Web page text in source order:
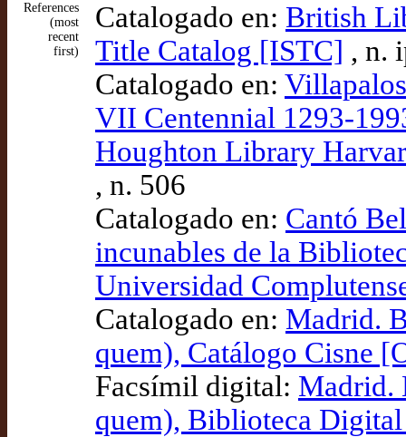
References
(most
recent
first)
Catalogado en: British
Title Catalog [ISTC] , n.
Catalogado en:
VII Centennial 1293-
Houghton Library
, n. 506
Catalogado en: Cantó
incunables de la
Universidad
Catalogado en: Madrid.
quem), Catálogo Cisne
Facsímil digital: Madrid.
quem), Biblioteca